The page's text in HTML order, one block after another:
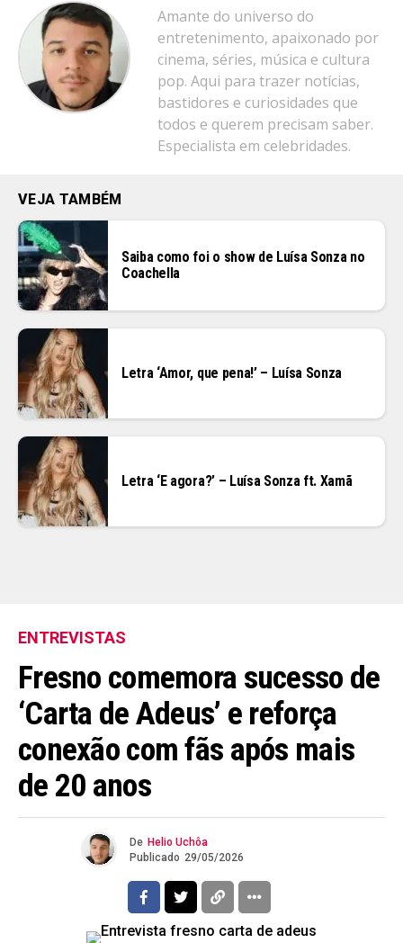
Amante do universo do
entretenimento, apaixonado por
cinema, séries, música e cultura
pop. Aqui para trazer notícias,
bastidores e curiosidades que
todos e querem precisam saber.
Especialista em celebridades.
VEJA TAMBÉM
Saiba como foi o show de Luísa Sonza no
Coachella
Letra ‘Amor, que pena!’ – Luísa Sonza
Letra ‘E agora?’ – Luísa Sonza ft. Xamã
ENTREVISTAS
Fresno comemora sucesso de
‘Carta de Adeus’ e reforça
conexão com fãs após mais
de 20 anos
De Helio Uchôa
Publicado 29/05/2026